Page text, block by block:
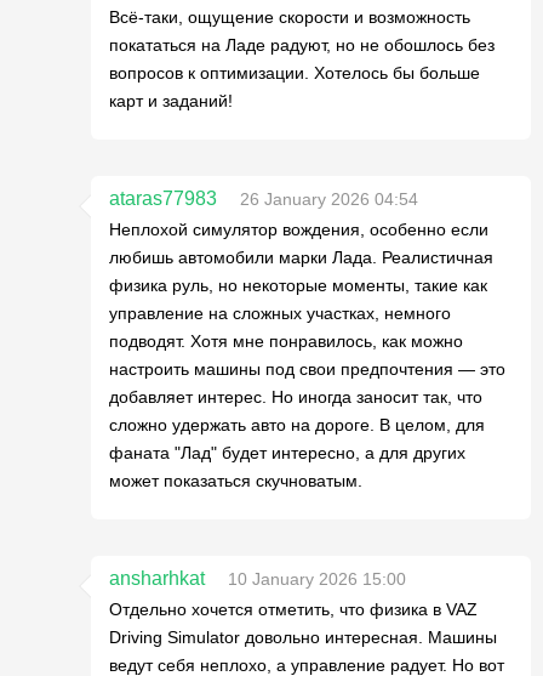
Всё-таки, ощущение скорости и возможность
покататься на Ладе радуют, но не обошлось без
вопросов к оптимизации. Хотелось бы больше
карт и заданий!
ataras77983
26 January 2026 04:54
Неплохой симулятор вождения, особенно если
любишь автомобили марки Лада. Реалистичная
физика руль, но некоторые моменты, такие как
управление на сложных участках, немного
подводят. Хотя мне понравилось, как можно
настроить машины под свои предпочтения — это
добавляет интерес. Но иногда заносит так, что
сложно удержать авто на дороге. В целом, для
фаната "Лад" будет интересно, а для других
может показаться скучноватым.
ansharhkat
10 January 2026 15:00
Отдельно хочется отметить, что физика в VAZ
Driving Simulator довольно интересная. Машины
ведут себя неплохо, а управление радует. Но вот